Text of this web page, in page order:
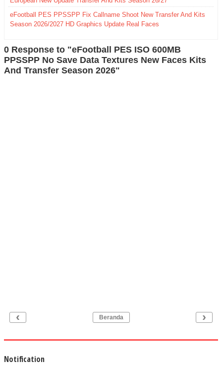
eFootball PES PPSSPP Fix Callname Shoot New Transfer And Kits
Season 2026/2027 HD Graphics Update Real Faces
0 Response to "eFootball PES ISO 600MB
PPSSPP No Save Data Textures New Faces Kits
And Transfer Season 2026"
‹ ›
Beranda
Notification